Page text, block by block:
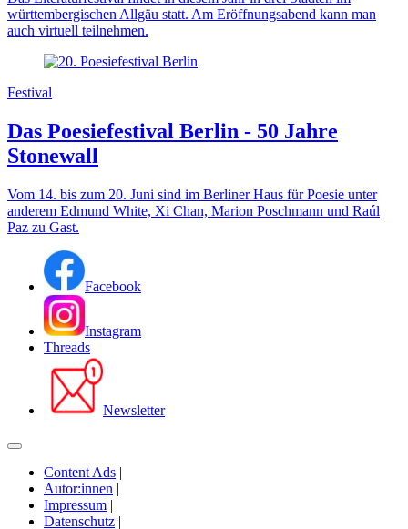
württembergischen Allgäu statt. Am Eröffnungsabend kann man
auch virtuell teilnehmen.
Festival
Das Poesiefestival Berlin - 50 Jahre
Stonewall
Vom 14. bis zum 20. Juni sind im Berliner Haus für Poesie unter
anderem Edmund White, Xi Chan, Marion Poschmann und Raúl
Paz zu Gast.
Facebook
Instagram
Threads
Newsletter
Content Ads |
Autor:innen |
Impressum |
Datenschutz |